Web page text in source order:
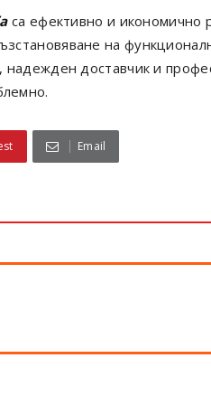
са ефективно и икономично
на
надежден доставчик и
Email